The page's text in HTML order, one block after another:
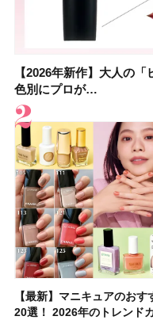
【2026年新作】大人の
色別にプロが…
【最新】マニキュアのおす
20選！ 2026年のトレンド
【上田竜也さんのマイ
したからこそ愛が深…
【2026年夏】汗に強い日
止めのおすすめ13選！ 汗
【2026年新作】大人の
色別にプロが…
【最新】マニキュアのおす
20選！ 2026年のトレンド
【2026夏】「香水・フ
容マニア・マ…
【デパコスのネイルオイル
選】プレゼントにおすすめ
【2026夏】「歯磨き粉
＜美容マニア…
【石井美保さんのおすすめ
子＆お茶10選】手土産にも
【2026年夏】40代にお
入れが楽な…
【2026年夏】おすすめの
36選！ショート・ボブ・ミ
【鈴木えみさんの愛用
アetc.お気に…
【読者プレゼント】羽の見
いハンディファン
【キャンメイク】売切
セッティングパウダ…
【セザンヌ】8/7新色追加！
「ウォータリーティントリ